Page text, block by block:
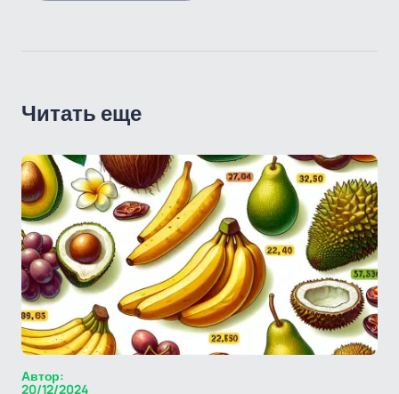
Читать еще
Автор:
20/12/2024